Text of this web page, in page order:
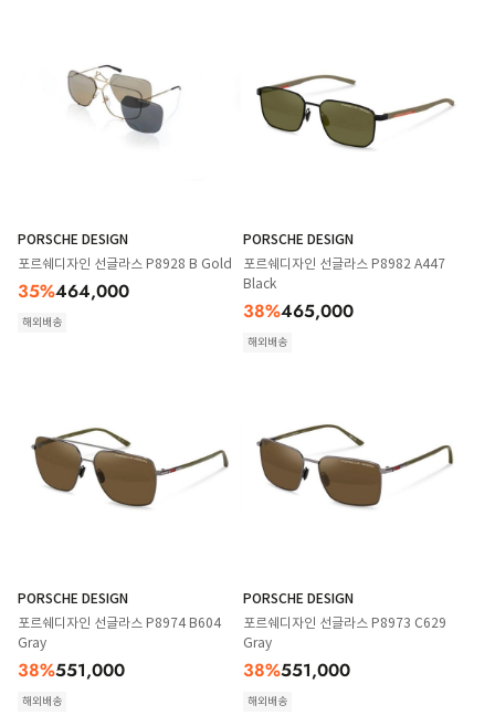
PORSCHE DESIGN
포르쉐디자인 선글라스 P8928 B Gold
35%464,000
해외배송
PORSCHE DESIGN
포르쉐디자인 선글라스 P8982 A447
Black
38%465,000
해외배송
PORSCHE DESIGN
포르쉐디자인 선글라스 P8974 B604
Gray
38%551,000
해외배송
PORSCHE DESIGN
포르쉐디자인 선글라스 P8973 C629
Gray
38%551,000
해외배송